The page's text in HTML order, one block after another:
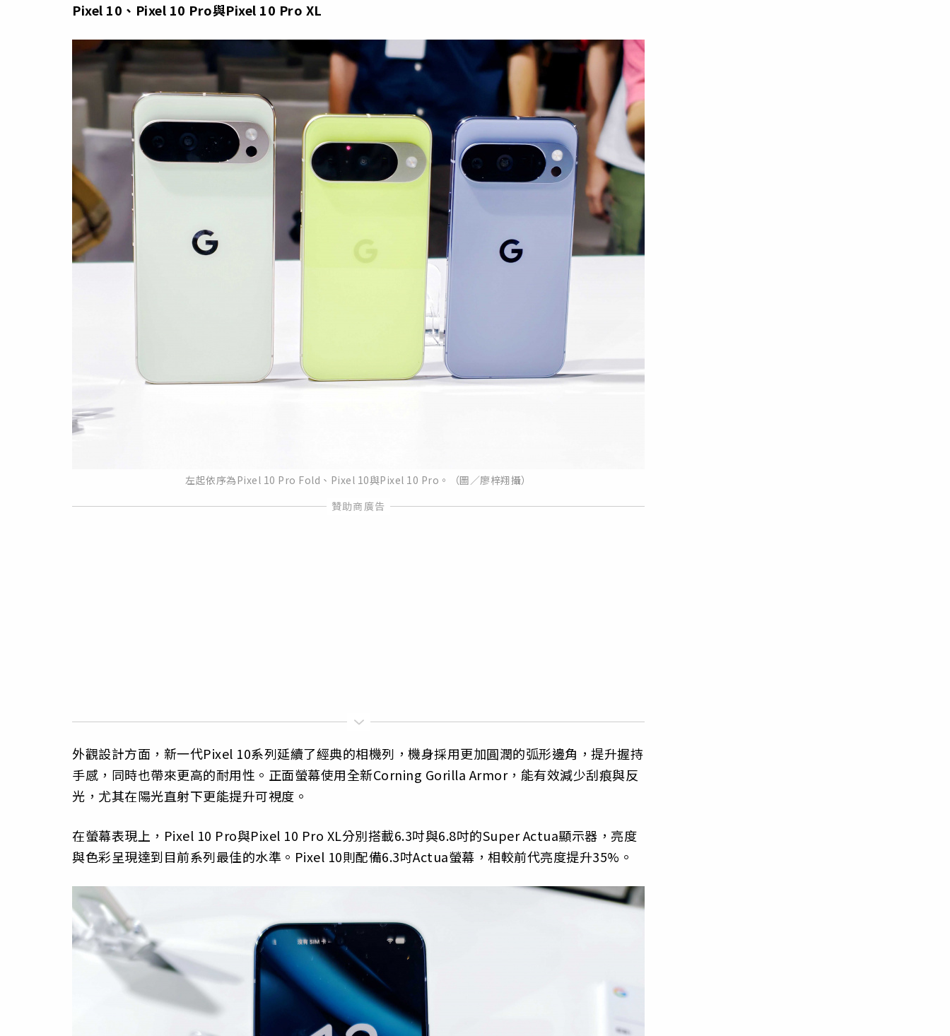
Pixel 10、Pixel 10 Pro與Pixel 10 Pro XL
左起依序為Pixel 10 Pro Fold、Pixel 10與Pixel 10 Pro。（圖／廖梓翔攝）
外觀設計方面，新一代Pixel 10系列延續了經典的相機列，機身採用更加圓潤的弧形邊角，提升握持
手感，同時也帶來更高的耐用性。正面螢幕使用全新Corning Gorilla Armor，能有效減少刮痕與反
光，尤其在陽光直射下更能提升可視度。
在螢幕表現上，Pixel 10 Pro與Pixel 10 Pro XL分別搭載6.3吋與6.8吋的Super Actua顯示器，亮度
與色彩呈現達到目前系列最佳的水準。Pixel 10則配備6.3吋Actua螢幕，相較前代亮度提升35%。